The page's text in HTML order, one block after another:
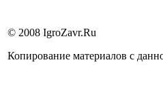
© 2008 IgroZavr.Ru
Копирование материалов с